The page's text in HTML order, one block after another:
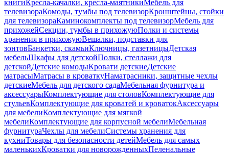
книгиКресла-качалки, кресла-маятникиМебель для
телевизораКомоды, тумбы под телевизорКронштейны, стойки
для телевизораКаминокомплекты под телевизорМебель для
прихожейСекции, тумбы в прихожуюПолки и системы
хранения в прихожуюВешалки, подставки для
зонтовБанкетки, скамьиКлючницы, газетницыДетская
мебельШкафы для детскойПолки, стеллажи для
детскойДетские комодыКровати детскиеДетские
матрасыМатрасы в кроваткуНаматрасники, защитные чехлы
детскиеМебель для детского садаМебельная фурнитура и
аксессуарыКомплектующие для столовКомплектующие для
стульевКомплектующие для кроватей и кроватокАксессуары
для мебелиКомплектующие для мягкой
мебелиКомплектующие для корпусной мебелиМебельная
фурнитураЧехлы для мебелиСистемы хранения для
кухниТовары для безопасности детейМебель для самых
маленькихКроватки для новорожденныхПеленальные